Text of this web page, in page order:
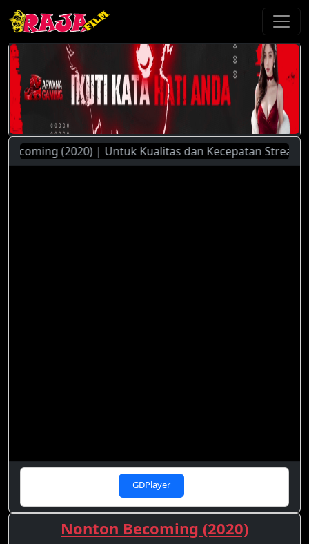
(2020) | Untuk Kualitas dan Kecepatan Streaming
GDPlayer
Nonton Becoming (2020)